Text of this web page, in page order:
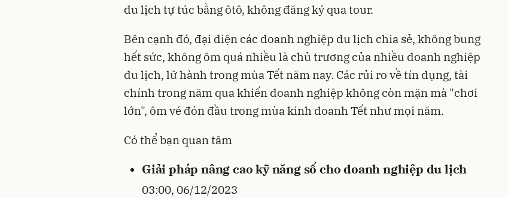
du lịch tự túc bằng ôtô, không đăng ký qua tour.
Bên cạnh đó, đại diện các doanh nghiệp du lịch chia sẻ, không bung
hết sức, không ôm quá nhiều là chủ trương của nhiều doanh nghiệp
du lịch, lữ hành trong mùa Tết năm nay. Các rủi ro về tín dụng, tài
chính trong năm qua khiến doanh nghiệp không còn mặn mà "chơi
lớn", ôm vé đón đầu trong mùa kinh doanh Tết như mọi năm.
Có thể bạn quan tâm
Giải pháp nâng cao kỹ năng số cho doanh nghiệp du lịch
03:00, 06/12/2023